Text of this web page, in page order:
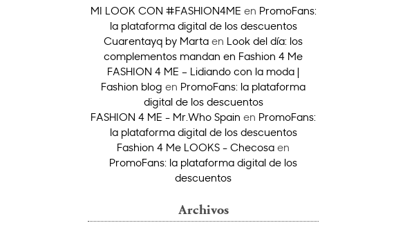
MI LOOK CON #FASHION4ME en PromoFans:
la plataforma digital de los descuentos
Cuarentayq by Marta en Look del día: los
complementos mandan en Fashion 4 Me
FASHION 4 ME – Lidiando con la moda |
Fashion blog en PromoFans: la plataforma
digital de los descuentos
FASHION 4 ME - Mr.Who Spain en PromoFans:
la plataforma digital de los descuentos
Fashion 4 Me LOOKS - Checosa en
PromoFans: la plataforma digital de los
descuentos
Archivos